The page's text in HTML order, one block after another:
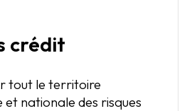
crédit
tout le territoire
et nationale des risques